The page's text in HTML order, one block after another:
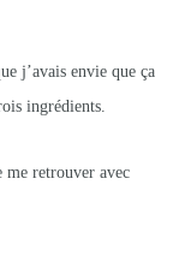
j’avais envie que ça
ingrédients.
me retrouver avec